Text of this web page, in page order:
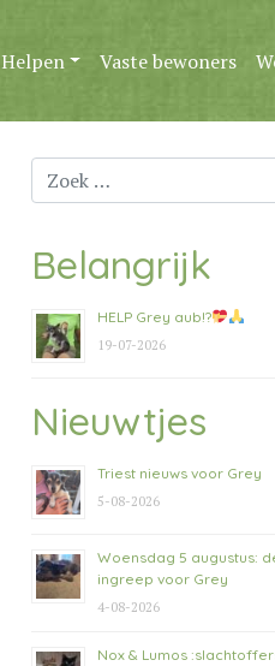
Helpen Vaste bewoners
Zoek
naar:
Belangrijk
HELP Grey aub!?
19-07-2026
Nieuwtjes
Triest nieuws voor Grey
5-08-2026
Woensdag 5 augustus:
ingreep voor Grey
4-08-2026
Nox & Lumos